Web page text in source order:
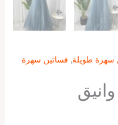
سهرة طويلة, فساتين سهرة